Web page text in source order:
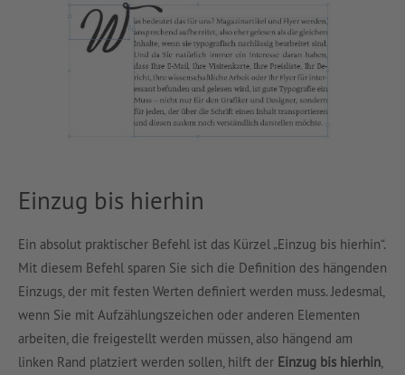
Einzug bis hierhin
Ein absolut praktischer Befehl ist das Kürzel „Einzug bis hierhin“.
Mit diesem Befehl sparen Sie sich die Definition des hängenden
Einzugs, der mit festen Werten definiert werden muss. Jedesmal,
wenn Sie mit Aufzählungszeichen oder anderen Elementen
arbeiten, die freigestellt werden müssen, also hängend am
linken Rand platziert werden sollen, hilft der Einzug bis hierhin